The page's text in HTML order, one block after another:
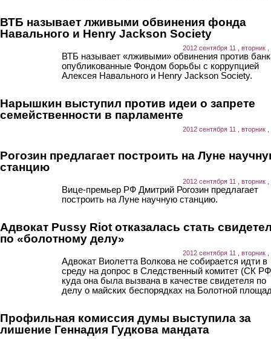
ВТБ называет лживыми обвинения фонда
Навального и Henry Jackson Society
2012 сентября 11 , вторник ,
ВТБ называет «лживыми» обвинения против
опубликованные Фондом борьбы с коррупцией
Алексея Навального и Henry Jackson Society.
Нарышкин выступил против идеи о запрете
семейственности в парламенте
2012 сентября 11 , вторник ,
Рогозин предлагает построить на Луне
станцию
2012 сентября 11 , вторник ,
Вице-премьер РФ Дмитрий Рогозин предлагает
построить на Луне научную станцию.
Адвокат Pussy Riot отказалась стать
по «болотному делу»
2012 сентября 11 , вторник ,
Адвокат Виолетта Волкова не собирается идти в
среду на допрос в Следственный комитет (СК
куда она была вызвана в качестве свидетеля по
делу о майских беспорядках на Болотной
Профильная комиссия думы выступила за
лишение Геннадия Гудкова мандата